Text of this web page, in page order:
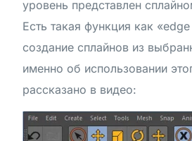
уровень представлен
Есть такая функция как
создание сплайнов из
именно об использовании
рассказано в видео: